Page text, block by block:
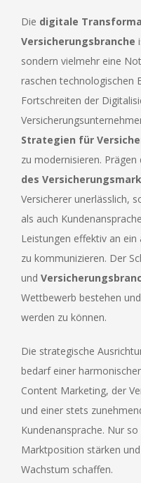
Die digitale
Versicherungsbranche
sondern vielmehr eine
raschen technologischen
Fortschreiten der
Strategien für
zu modernisieren. Prägen
des
Versicherer unerlässlich,
als auch
Leistungen effektiv an ein
zu kommunizieren. Der
und
Wettbewerb bestehen
werden zu können.
Die strategische
bedarf einer
Content Marketing, der
und einer stets
Kundenansprache. Nur
Marktposition stärken
Wachstum schaffen.